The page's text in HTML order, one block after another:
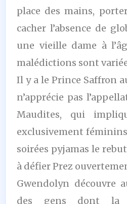
place des mains,
cacher l’absence de
une vieille dame à
malédictions sont
Il y a le Prince Saffron
n’apprécie pas
Maudites, qui
exclusivement
soirées pyjamas le
à défier Prez
Gwendolyn découvre
des gens dont la